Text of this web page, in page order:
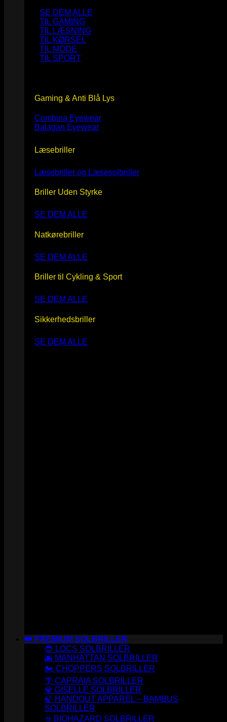
SE DEM ALLE
TIL GAMING
TIL LÆSNING
TIL KØRSEL
TIL MODE
TIL SPORT
Gaming & Anti Blå Lys
Combina Eyewear
Balagan Eyewear
Læsebriller
Læsebriller og Læsesolbriller
Briller Uden Styrke
SE DEM ALLE
Natkørebriller
SE DEM ALLE
Briller til Cykling & Sport
SE DEM ALLE
Sikkerhedsbriller
SE DEM ALLE
👑 PREMIUM SOLBRILLER
😎 LOCS SOLBRILLER
🌆 MANHATTAN SOLBRILLER
🏍️ CHOPPERS SOLBRILLER
🌴 CAPRAIA SOLBRILLER
💎 GISELLE SOLBRILLER
🍃 HANDOUT APPAREL – BAMBUS
SOLBRILLER
☣️ BIOHAZARD SOLBRILLER